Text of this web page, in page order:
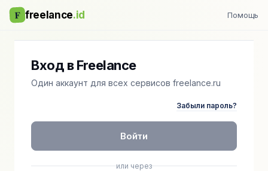
F freelance.id Помощь
Вход в Freelance
Один аккаунт для всех сервисов freelance.ru
Забыли пароль?
Войти
или через